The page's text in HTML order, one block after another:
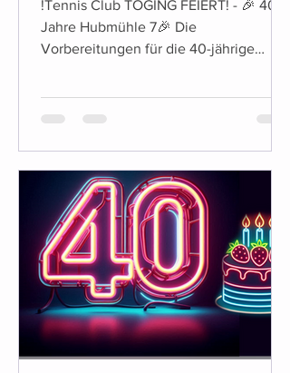
!Tennis Club TÖGING FEIERT! - 🎉 40
Jahre Hubmühle 7🎉 Die
Vorbereitungen für die 40-jährige